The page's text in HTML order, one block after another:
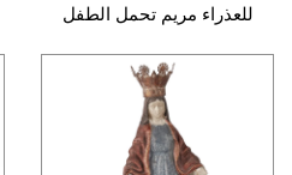
للعذراء مريم تحمل الطفل
العائلة المقدسة